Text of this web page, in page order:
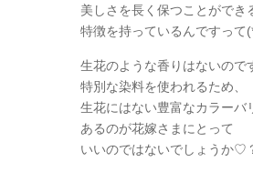
美しさを長く保つことができ
特徴を持っているんですって
生花のような香りはないので
特別な染料を使われるため、
生花にはない豊富なカラーバ
あるのが花嫁さまにとって
いいのではないでしょうか♡